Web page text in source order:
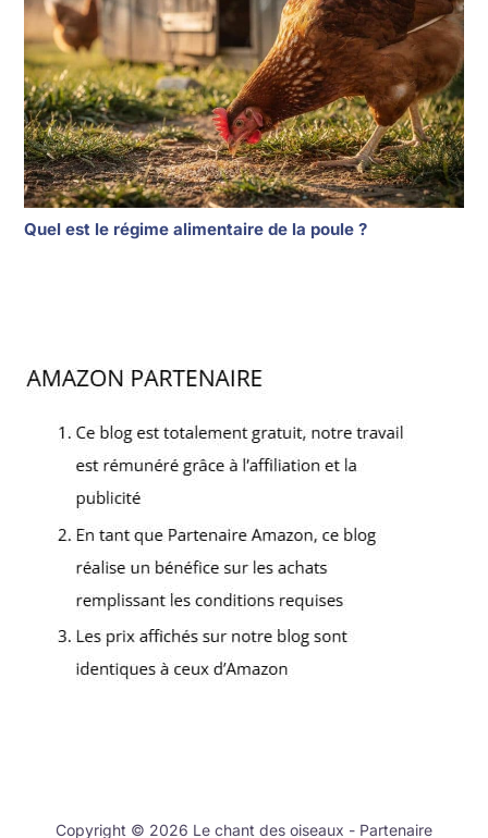
Quel est le régime alimentaire de la poule ?
Copyright © 2026 Le chant des oiseaux - Partenaire